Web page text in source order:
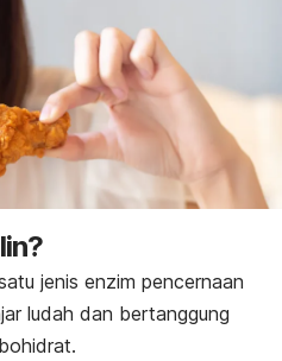
jenis enzim pencernaan
ludah dan bertanggung